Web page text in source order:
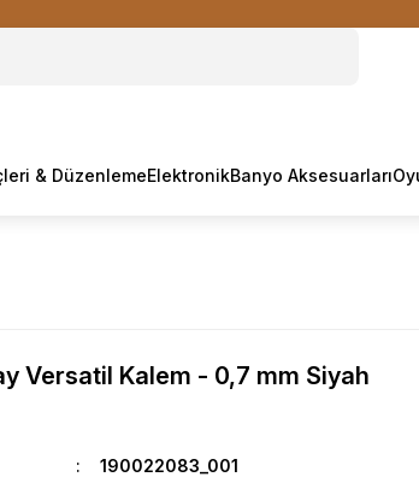
& DüzenlemeElektronikBanyo Aksesuarları
Versatil Kalem - 0,7 mm Siyah
190022083_001